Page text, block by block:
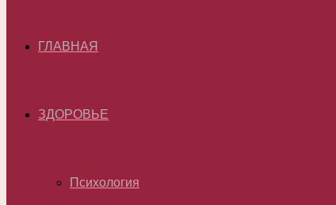
ГЛАВНАЯ
ЗДОРОВЬЕ
Психология